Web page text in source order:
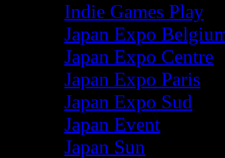
Indie Games Play
Japan Expo
Japan Expo Centre
Japan Expo Paris
Japan Expo Sud
Japan Event
Japan Sun